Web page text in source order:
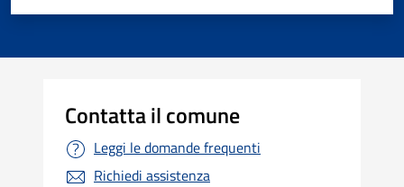
Contatta il comune
Leggi le domande frequenti
Richiedi assistenza